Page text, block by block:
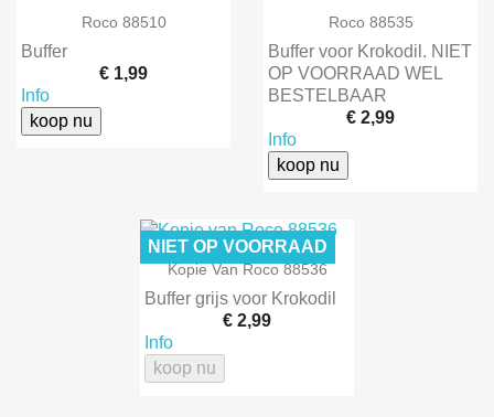
Roco 88510
Buffer
€ 1,99
Info
koop nu
Roco 88535
Buffer voor Krokodil. NIET
OP VOORRAAD WEL
BESTELBAAR
€ 2,99
Info
koop nu
Kopie Van Roco 88536
Buffer grijs voor Krokodil
€ 2,99
Info
koop nu
NIET OP VOORRAAD